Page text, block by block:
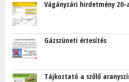
Vágányzári hirdetmény 20-
Gázszüneti értesítés
Tájkoztató a szőlő